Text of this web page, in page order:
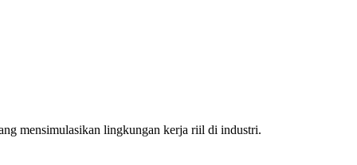
mensimulasikan lingkungan kerja riil di industri.